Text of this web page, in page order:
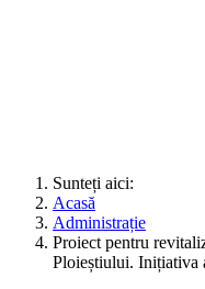
Sunteți aici:
Acasă
Administrație
Proiect pentru
Ploieștiului. Inițiativa